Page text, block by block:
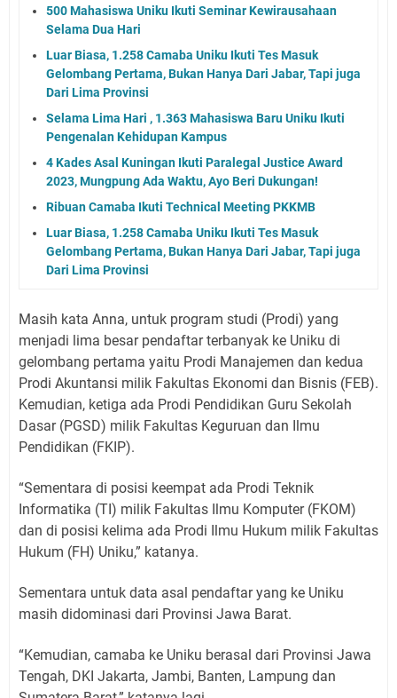
500 Mahasiswa Uniku Ikuti Seminar Kewirausahaan
Selama Dua Hari
Luar Biasa, 1.258 Camaba Uniku Ikuti Tes Masuk
Gelombang Pertama, Bukan Hanya Dari Jabar, Tapi juga
Dari Lima Provinsi
Selama Lima Hari , 1.363 Mahasiswa Baru Uniku Ikuti
Pengenalan Kehidupan Kampus
4 Kades Asal Kuningan Ikuti Paralegal Justice Award
2023, Mungpung Ada Waktu, Ayo Beri Dukungan!
Ribuan Camaba Ikuti Technical Meeting PKKMB
Luar Biasa, 1.258 Camaba Uniku Ikuti Tes Masuk
Gelombang Pertama, Bukan Hanya Dari Jabar, Tapi juga
Dari Lima Provinsi
Masih kata Anna, untuk program studi (Prodi) yang
menjadi lima besar pendaftar terbanyak ke Uniku di
gelombang pertama yaitu Prodi Manajemen dan kedua
Prodi Akuntansi milik Fakultas Ekonomi dan Bisnis (FEB).
Kemudian, ketiga ada Prodi Pendidikan Guru Sekolah
Dasar (PGSD) milik Fakultas Keguruan dan Ilmu
Pendidikan (FKIP).
“Sementara di posisi keempat ada Prodi Teknik
Informatika (TI) milik Fakultas Ilmu Komputer (FKOM)
dan di posisi kelima ada Prodi Ilmu Hukum milik Fakultas
Hukum (FH) Uniku,” katanya.
Sementara untuk data asal pendaftar yang ke Uniku
masih didominasi dari Provinsi Jawa Barat.
“Kemudian, camaba ke Uniku berasal dari Provinsi Jawa
Tengah, DKI Jakarta, Jambi, Banten, Lampung dan